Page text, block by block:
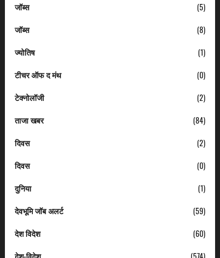
जॉब्स
(5)
जॉब्स
(8)
ज्योतिष
(1)
टीचर ऑफ द मंथ
(0)
टेक्नोलॉजी
(2)
ताजा खबर
(84)
दिवस
(2)
दिवस
(0)
दुनिया
(1)
देवभूमि जॉब अलर्ट
(59)
देश विदेश
(60)